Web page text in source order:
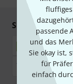
passende
und das
Sie okay ist,
für
einfach
Sicher